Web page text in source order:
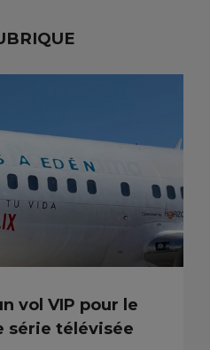
vol VIP pour le
série télévisée